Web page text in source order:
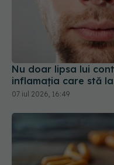
Nu doar lipsa lui
inflamația care stă
07 iul 2026, 16:49